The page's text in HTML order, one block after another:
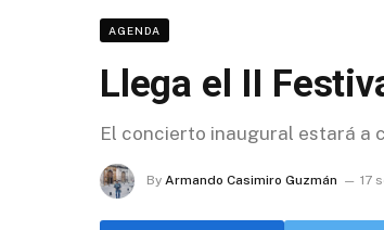
AGENDA
Llega el II
El concierto inaugural estará a
By Armando Casimiro Guzmán 17